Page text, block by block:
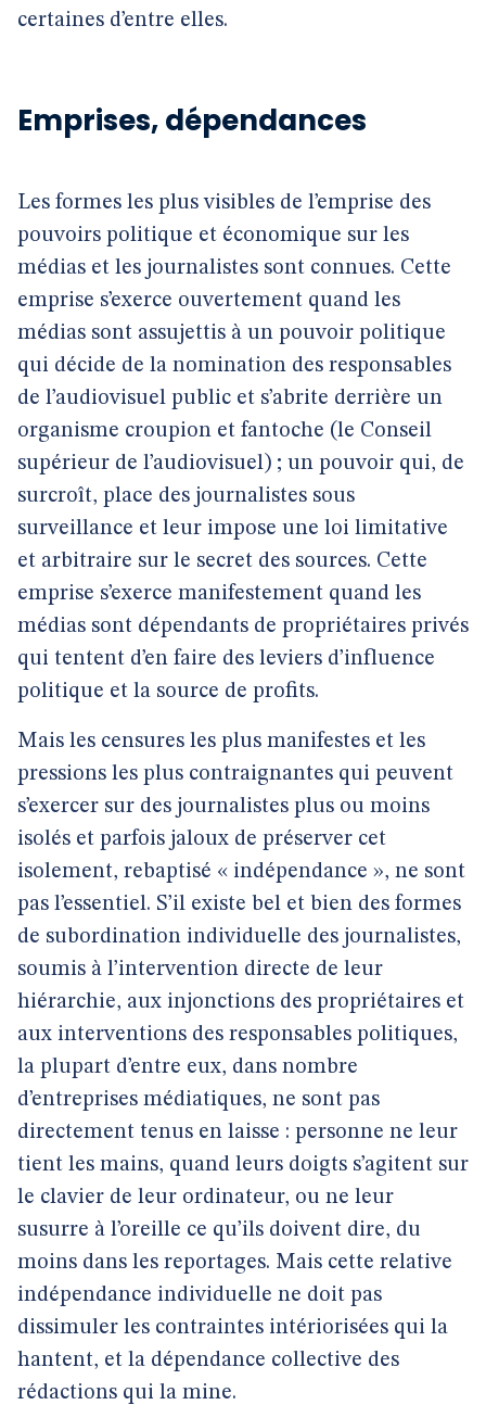
certaines d’entre elles.
Emprises, dépendances
Les formes les plus visibles de l’emprise des
pouvoirs politique et économique sur les
médias et les journalistes sont connues. Cette
emprise s’exerce ouvertement quand les
médias sont assujettis à un pouvoir politique
qui décide de la nomination des responsables
de l’audiovisuel public et s’abrite derrière un
organisme croupion et fantoche (le Conseil
supérieur de l’audiovisuel) ; un pouvoir qui, de
surcroît, place des journalistes sous
surveillance et leur impose une loi limitative
et arbitraire sur le secret des sources. Cette
emprise s’exerce manifestement quand les
médias sont dépendants de propriétaires privés
qui tentent d’en faire des leviers d’influence
politique et la source de profits.
Mais les censures les plus manifestes et les
pressions les plus contraignantes qui peuvent
s’exercer sur des journalistes plus ou moins
isolés et parfois jaloux de préserver cet
isolement, rebaptisé « indépendance », ne sont
pas l’essentiel. S’il existe bel et bien des formes
de subordination individuelle des journalistes,
soumis à l’intervention directe de leur
hiérarchie, aux injonctions des propriétaires et
aux interventions des responsables politiques,
la plupart d’entre eux, dans nombre
d’entreprises médiatiques, ne sont pas
directement tenus en laisse : personne ne leur
tient les mains, quand leurs doigts s’agitent sur
le clavier de leur ordinateur, ou ne leur
susurre à l’oreille ce qu’ils doivent dire, du
moins dans les reportages. Mais cette relative
indépendance individuelle ne doit pas
dissimuler les contraintes intériorisées qui la
hantent, et la dépendance collective des
rédactions qui la mine.